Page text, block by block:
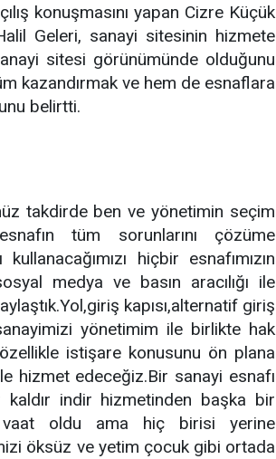
konuşmasını yapan Cizre Küçük
Geleri, sanayi sitesinin hizmete
sitesi görünümünde olduğunu
kazandırmak ve hem de esnaflara
belirtti.
takdirde ben ve yönetimin seçim
tüm sorunlarını çözüme
hiçbir esnafımızın
medya ve basın aracılığı ile
kapısı,alternatif giriş
yönetimim ile birlikte hak
istişare konusunu ön plana
hizmet edeceğiz.Bir sanayi esnafı
indir hizmetinden başka bir
oldu ama hiç birisi yerine
öksüz ve yetim çocuk gibi ortada